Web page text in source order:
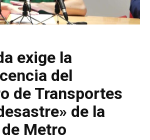
exige la
del
de Transportes
de la
Metro